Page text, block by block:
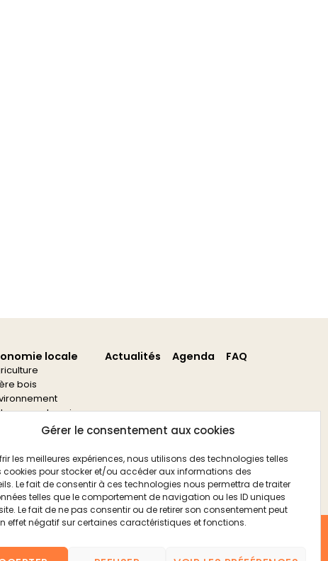
Gérer le consentement aux cookies
les meilleures expériences, nous utilisons des technologies telles
cookies pour stocker et/ou accéder aux informations des
Le fait de consentir à ces technologies nous permettra de traiter
telles que le comportement de navigation ou les ID uniques
Le fait de ne pas consentir ou de retirer son consentement peut
effet négatif sur certaines caractéristiques et fonctions.
locale
bois
aux entreprises
aux associations
Actualités Agenda FAQ